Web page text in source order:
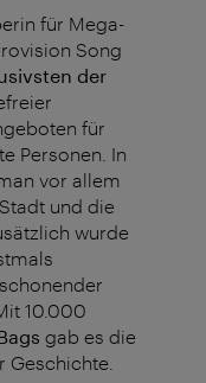
für Mega-
Song
der
für
Personen. In
vor allem
und die
wurde
10.000
gab es die
Geschichte.